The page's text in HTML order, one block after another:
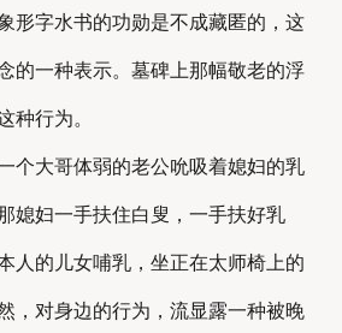
形字水书的功勋是不成藏匿的，这
的一种表示。墓碑上那幅敬老的浮
种行为。
大哥体弱的老公吮吸着媳妇的乳
媳妇一手扶住白叟，一手扶好乳
人的儿女哺乳，坐正在太师椅上的
，对身边的行为，流显露一种被晚